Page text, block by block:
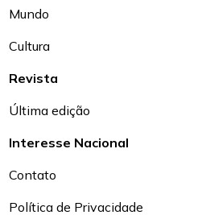
Mundo
Cultura
Revista
Última edição
Interesse Nacional
Contato
Política de Privacidade